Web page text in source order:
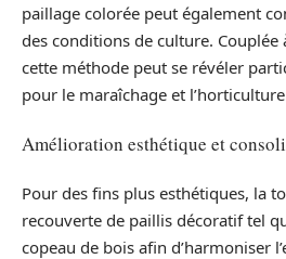
paillage colorée peut également
des conditions de culture. Couplée
cette méthode peut se révéler
pour le maraîchage et
Amélioration esthétique et
Pour des fins plus esthétiques, la
recouverte de paillis décoratif tel
copeau de bois afin d’harmoniser